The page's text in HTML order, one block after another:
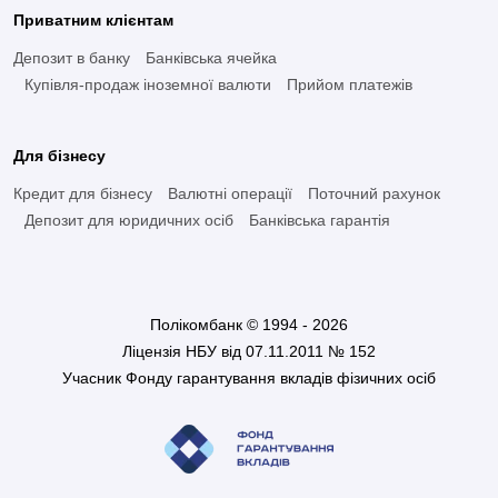
Пенсійна картка є зручним та безпечним способом отримання
пенсійних коштів. Банки надають різноманітні послуги та заходи
то обов'язково розгляньте можливість отримання пенсійної
картки у вашому банку.
Як отримати пенсійну картку від
просто. Для цього необхідно звернутися до найближчого
відділення банку з необхідними документами (паспорт, ІПН та
пенсійне посвідчення). Також, клієнти можуть замовити картку
контактний центр банку.
Хто може оформити пенсійну картку
Полікомбанк © 1994 - 2026
Ліцензія НБУ від 07.11.2011 № 152
Учасник Фонду гарантування вкладів фізичних осіб
Приватним клієнтам
Депозит в банку
Банківська ячейка
Купівля-продаж іноземної валюти
Прийом платежів
Для бізнесу
Кредит для бізнесу Валютні операції
Поточний рахунок
Депозит для юридичних осіб
Банківська гарантія